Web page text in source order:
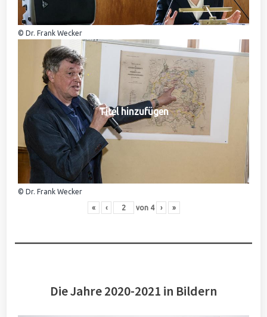
© Dr. Frank Wecker
Titel hinzufügen
© Dr. Frank Wecker
« ‹ von 4 › »
Die Jahre 2020-2021 in Bildern